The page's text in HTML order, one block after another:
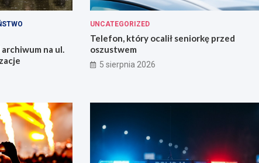
na ul.
UNCATEGORIZED
Telefon, który ocalił seniorkę przed
oszustwem
5 sierpnia 2026